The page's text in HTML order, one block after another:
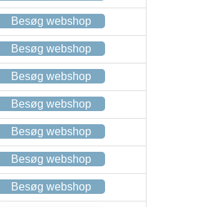
Besøg webshop
Besøg webshop
Besøg webshop
Besøg webshop
Besøg webshop
Besøg webshop
Besøg webshop